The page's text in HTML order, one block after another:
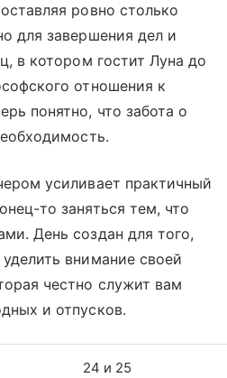
ровно столько
для завершения дел и
в котором гостит Луна до
отношения к
понятно, что забота о
усиливает практичный
то заняться тем, что
День создан для того,
внимание своей
честно служит вам
и отпусков.
24 и 25